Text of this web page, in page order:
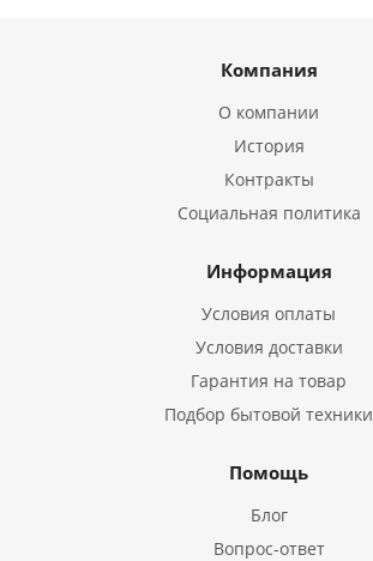
Компания
О компании
История
Контракты
Социальная политика
Информация
Условия оплаты
Условия доставки
Гарантия на товар
Подбор бытовой техники
Помощь
Блог
Вопрос-ответ